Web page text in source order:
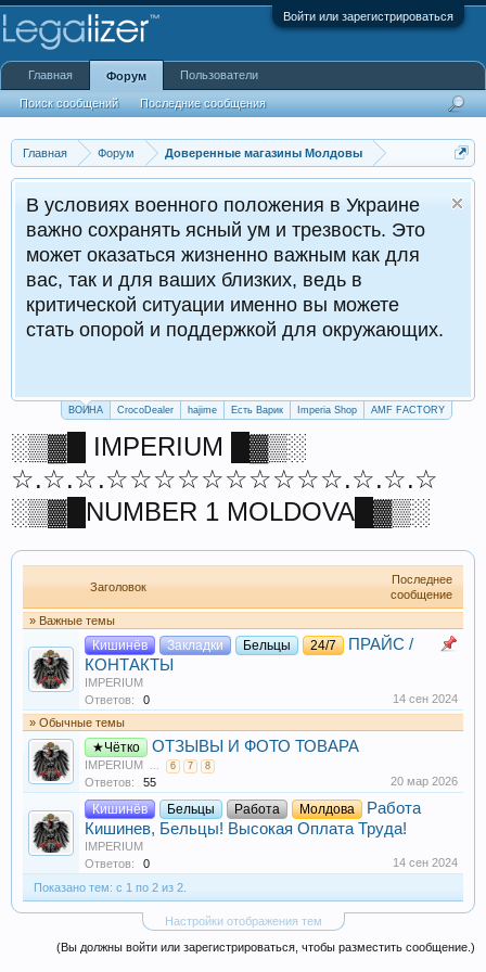
Войти или зарегистрироваться
Главная Форум Доверенные магазины Молдовы
В условиях военного положения в Украине
важно сохранять ясный ум и трезвость. Это
может оказаться жизненно важным как для
вас, так и для ваших близких, ведь в
критической ситуации именно вы можете
стать опорой и поддержкой для окружающих.
ВОЙНА CrocoDealer hajime Есть Варик Imperia Shop AMF FACTORY
░▒▓█ IMPERIUM █▓▒░
☆.☆.☆.☆☆☆☆☆☆☆☆☆☆.☆.☆.☆
░▒▓█NUMBER 1 MOLDOVA█▓▒░
Заголовок
Последнее
сообщение
» Важные темы
Кишинёв Закладки Бельцы 24/7
ПРАЙС /
КОНТАКТЫ
IMPERIUM
Ответов:
0
14 сен 2024
» Обычные темы
★Чётко ОТЗЫВЫ И ФОТО ТОВАРА
IMPERIUM ... 6 7 8
Ответов: 55 20 мар 2026
Кишинёв Бельцы Работа Молдова
Работа
Кишинев, Бельцы! Высокая Оплата Труда!
IMPERIUM
Ответов:
0
14 сен 2024
Показано тем: с 1 по 2 из 2.
Настройки отображения тем
(Вы должны войти или зарегистрироваться, чтобы разместить сообщение.)
Главная Форум
Поиск сообщений Последние сообщения
Пользователи